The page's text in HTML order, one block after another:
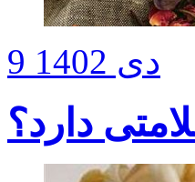
9 دی 1402
دارد؟